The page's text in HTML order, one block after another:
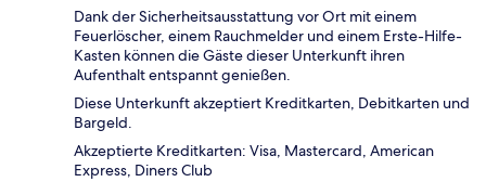
Dank der Sicherheitsausstattung vor Ort mit einem
Feuerlöscher, einem Rauchmelder und einem Erste-Hilfe-
Kasten können die Gäste dieser Unterkunft ihren
Aufenthalt entspannt genießen.
Diese Unterkunft akzeptiert Kreditkarten, Debitkarten und
Bargeld.
Akzeptierte Kreditkarten: Visa, Mastercard, American
Express, Diners Club